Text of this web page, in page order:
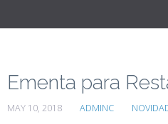
Ementa para
MAY 10, 2018 ADMINC